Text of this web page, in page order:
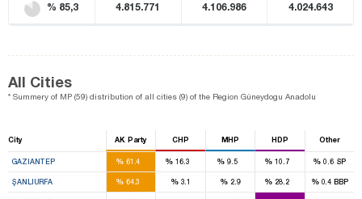
% 85,3 4.815.771 4.106.986 4.024.643
All Cities
* Summery of MP (59) distribution of all cities (9) of the Region Güneydogu Anadolu
City AK Party CHP MHP HDP Other
GAZIANTEP %61.4
8
% 16.3
2
% 9.5
1
% 10.7
1
% 0.6 SP
ŞANLIURFA %64.3 %3.1 % 2.9 % 28.2 %0.4BBP